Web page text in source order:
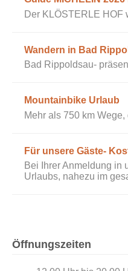
Der KLÖSTERLE HOF
Wandern in Bad
Bad Rippoldsau-
Mountainbike Urlaub
Mehr als 750 km
Für unsere Gäste-
Bei Ihrer Anmeldung in
Urlaubs, nahezu im
Öffnungszeiten